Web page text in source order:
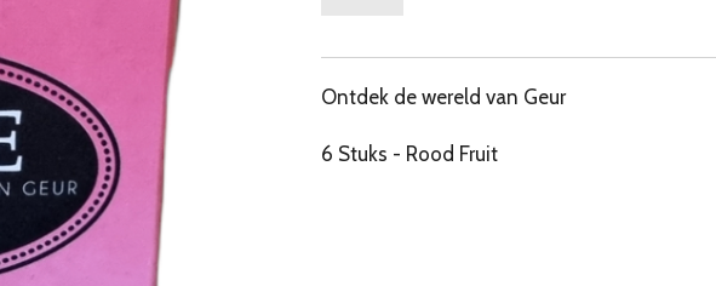
Ontdek de wereld van Geur
6 Stuks - Rood Fruit